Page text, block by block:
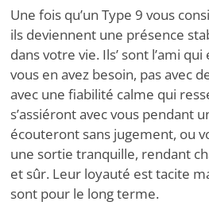
Une fois qu’un Type 9 vous
ils deviennent une présence
dans votre vie. Ils’ sont l’ami
vous en avez besoin, pas avec
avec une fiabilité calme qui
s’assiéront avec vous pendant
écouteront sans jugement, ou
une sortie tranquille, rendant
et sûr. Leur loyauté est tacite
sont pour le long terme.